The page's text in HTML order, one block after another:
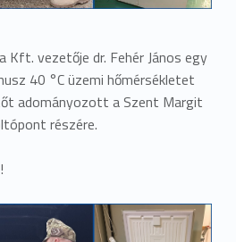
Kft. vezetője dr. Fehér János egy
40 °C üzemi hőmérsékletet
adományozott a Szent Margit
részére.